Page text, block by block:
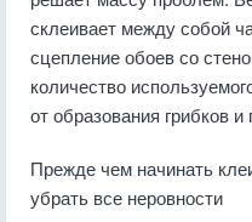
склеивает между собой
сцепление обоев со
количество
от образования грибков и
Прежде чем начинать
убрать все неровности